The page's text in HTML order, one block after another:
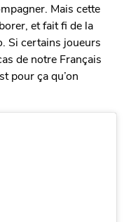
Mais cette
et fait fi de la
Si certains joueurs
de notre Français
pour ça qu’on